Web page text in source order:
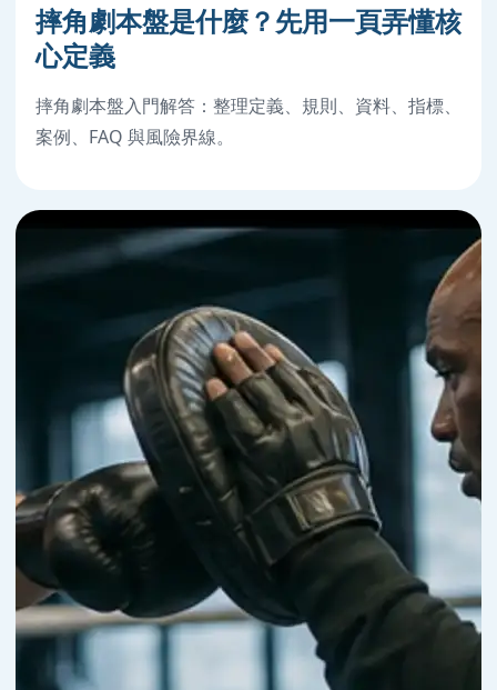
摔角劇本盤是什麼？先用一頁弄懂核
心定義
摔角劇本盤入門解答：整理定義、規則、資料、指標、
案例、FAQ 與風險界線。